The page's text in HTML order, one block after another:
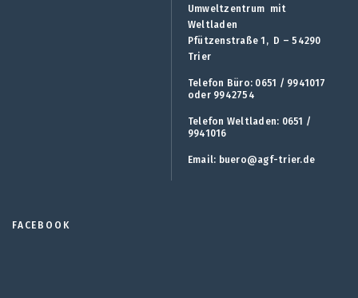
Umweltzentrum mit
Weltladen
Pfützenstraße 1, D – 54290
Trier
Telefon Büro: 0651 / 9941017
oder 9942754
Telefon Weltladen: 0651 /
9941016
Email: buero@agf-trier.de
FACEBOOK